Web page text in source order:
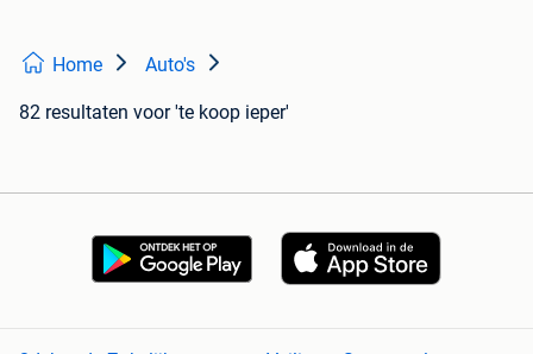
Home Auto's
82 resultaten voor 'te koop ieper'